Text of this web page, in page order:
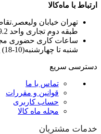
ارتباط با ماه‌کالا
تهران خیابان
طبقه دوم تجاری واحد 10119.2
ساعات کاری حضوری
شنبه تا چهارشنبه(10-18) پنج شنبه(10-14)
دسترسی سریع
تماس با ما
قوانین و مقررات
حساب کاربری
مجله ماه کالا
خدمات مشتریان